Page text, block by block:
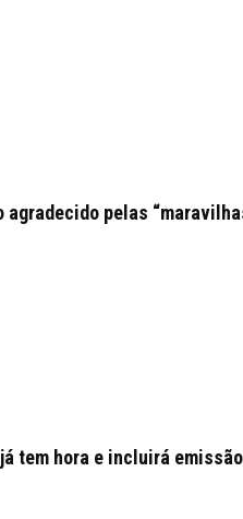
pelas
tem hora e incluirá emissão